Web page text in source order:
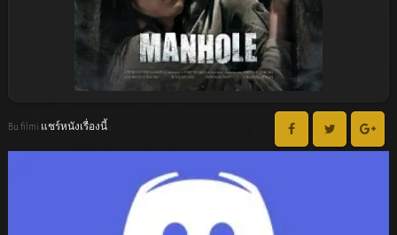
Bu filmi แชร์หนังเรื่องนี้ :